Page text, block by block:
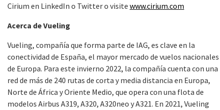
Cirium en LinkedIn o Twitter o visite www.cirium.com
Acerca de Vueling
Vueling, compañía que forma parte de IAG, es clave en la
conectividad de España, el mayor mercado de vuelos nacionales
de Europa. Para este invierno 2022, la compañía cuenta con una
red de más de 240 rutas de corta y media distancia en Europa,
Norte de África y Oriente Medio, que opera con una flota de
modelos Airbus A319, A320, A320neo y A321. En 2021, Vueling